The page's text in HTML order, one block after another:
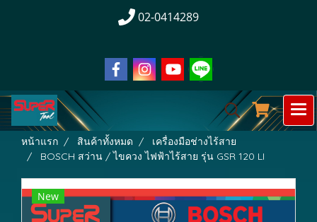
02-0414289
หน้าแรก สินค้าทั้งหมด
เครื่องมือช่างไร้สาย
BOSCH สว่าน / ไขควง ไฟฟ้าไร้สาย รุ่น GSR 120 LI
New